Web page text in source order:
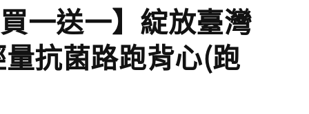
一送一】綻放臺灣
抗菌路跑背心(跑